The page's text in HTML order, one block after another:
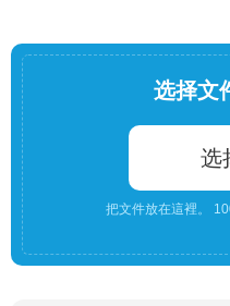
选择文
选
把文件放在這裡。